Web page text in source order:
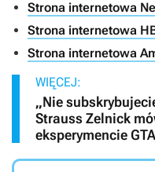
Strona internetowa
Strona internetowa
Strona internetowa
WIĘCEJ:
„Nie
Strauss Zelnick
eksperymencie